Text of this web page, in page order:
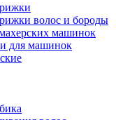
волос и бороды
машинок
для машинок